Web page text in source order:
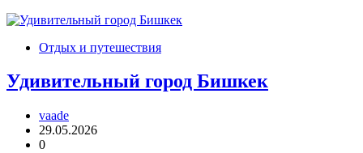
Отдых и путешествия
Удивительный город Бишкек
vaade
29.05.2026
0